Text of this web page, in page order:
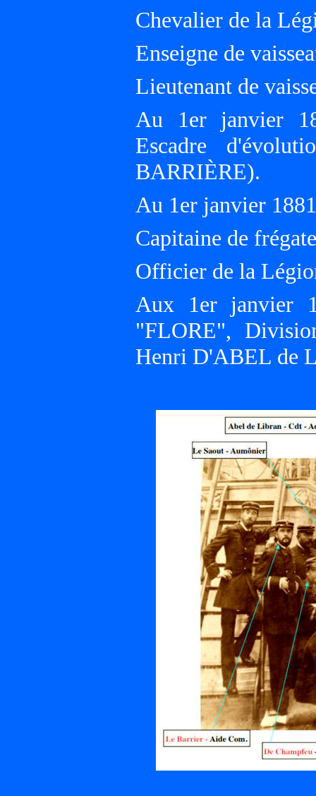
Chevalier de la
Enseigne de
Lieutenant de
Au 1er janvier
Escadre
BARRIÈRE).
Au 1er janvier
Capitaine de
Officier de la
Aux 1er janvier
"FLORE",
Henri D'ABEL de